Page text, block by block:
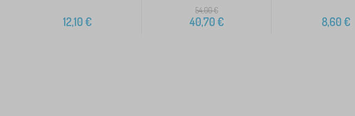
12,10€
54,00€
40,70€ 8,60€